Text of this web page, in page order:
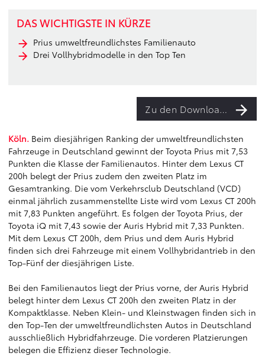
DAS WICHTIGSTE IN KÜRZE
Prius umweltfreundlichstes Familienauto
Drei Vollhybridmodelle in den Top Ten
Zu den Downloads
Köln. Beim diesjährigen Ranking der umweltfreundlichsten
Fahrzeuge in Deutschland gewinnt der Toyota Prius mit 7,53
Punkten die Klasse der Familienautos. Hinter dem Lexus CT
200h belegt der Prius zudem den zweiten Platz im
Gesamtranking. Die vom Verkehrsclub Deutschland (VCD)
einmal jährlich zusammenstellte Liste wird vom Lexus CT 200h
mit 7,83 Punkten angeführt. Es folgen der Toyota Prius, der
Toyota iQ mit 7,43 sowie der Auris Hybrid mit 7,33 Punkten.
Mit dem Lexus CT 200h, dem Prius und dem Auris Hybrid
finden sich drei Fahrzeuge mit einem Vollhybridantrieb in den
Top-Fünf der diesjährigen Liste.
Bei den Familienautos liegt der Prius vorne, der Auris Hybrid
belegt hinter dem Lexus CT 200h den zweiten Platz in der
Kompaktklasse. Neben Klein- und Kleinstwagen finden sich in
den Top-Ten der umweltfreundlichsten Autos in Deutschland
ausschließlich Hybridfahrzeuge. Die vorderen Platzierungen
belegen die Effizienz dieser Technologie.